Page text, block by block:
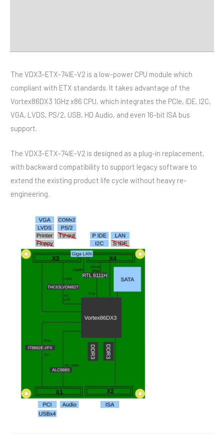
The VDX3-ETX-74IE-V2 is a low-power CPU module which
compliant with ETX standards. It takes advantage of the
Vortex86DX3 1GHz x86 CPU, which integrates the PCIe, IDE, I2C,
VGA, LVDS, PS/2, USB, HD Audio, and even 16-bit ISA bus
support.
The VDX3-ETX-74IE-V2 is designed as a plug-in replacement,
with backward compatibility to support legacy software to
extend the existing product life cycle without heavy re-
engineering.